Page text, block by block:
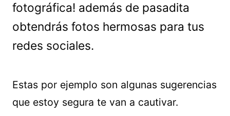
fotográfica! además de pasadita
obtendrás fotos hermosas para tus
redes sociales.
Estas por ejemplo son algunas sugerencias
que estoy segura te van a cautivar.